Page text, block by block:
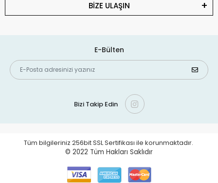
BİZE ULAŞIN
E-Bülten
Bizi Takip Edin
Tüm bilgileriniz 256bit SSL Sertifikası ile korunmaktadır.
© 2022 Tüm Hakları Saklıdır